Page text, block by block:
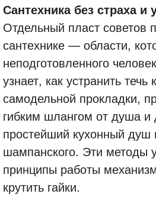
Сантехника без страха и
Отдельный пласт советов
сантехнике — области,
неподготовленного
узнает, как устранить
самодельной прокладки,
гибким шлангом от душа и
простейший кухонный душ
шампанского. Эти методы
принципы работы
крутить гайки.